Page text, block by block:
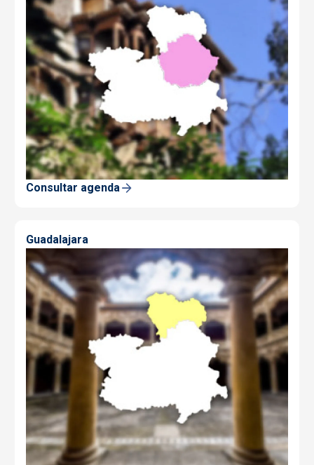
Consultar agenda
Guadalajara